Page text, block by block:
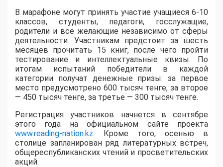
В марафоне могут принять участие учащиеся 6-10
классов, студенты, педагоги, госслужащие,
родители и все желающие независимо от сферы
деятельности. Участникам предстоит за шесть
месяцев прочитать 15 книг, после чего пройти
тестирование и интеллектуальные квизы. По
итогам испытаний победители в каждой
категории получат денежные призы: за первое
место предусмотрено 600 тысяч тенге, за второе
— 450 тысяч тенге, за третье — 300 тысяч тенге.
Регистрация участников начнется в сентябре
этого года на официальном сайте проекта
www.reading-nation.kz. Кроме того, осенью в
столице запланирован ряд литературных встреч,
общереспубликанских чтений и просветительских
акций.